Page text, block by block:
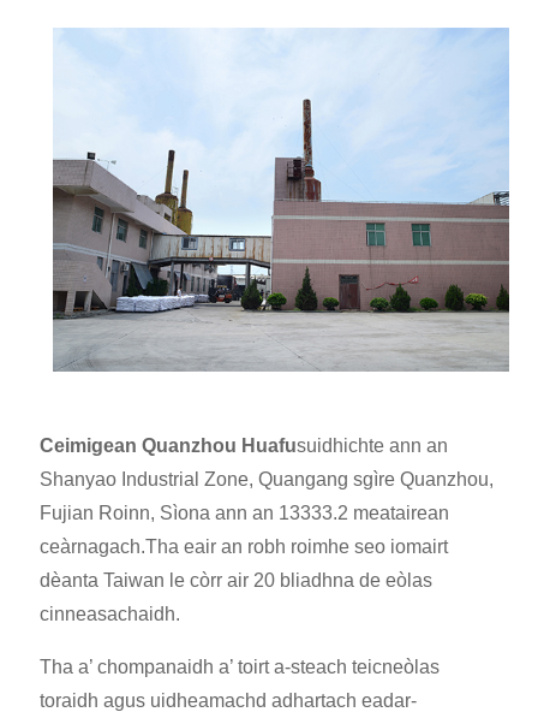
Ceimigean Quanzhou Huafusuidhichte ann an
Shanyao Industrial Zone, Quangang sgìre Quanzhou,
Fujian Roinn, Sìona ann an 13333.2 meatairean
ceàrnagach.Tha eair an robh roimhe seo iomairt
dèanta Taiwan le còrr air 20 bliadhna de eòlas
cinneasachaidh.
Tha a’ chompanaidh a’ toirt a-steach teicneòlas
toraidh agus uidheamachd adhartach eadar-